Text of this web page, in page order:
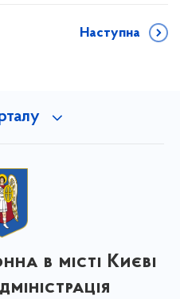
Наступна
в місті Києві